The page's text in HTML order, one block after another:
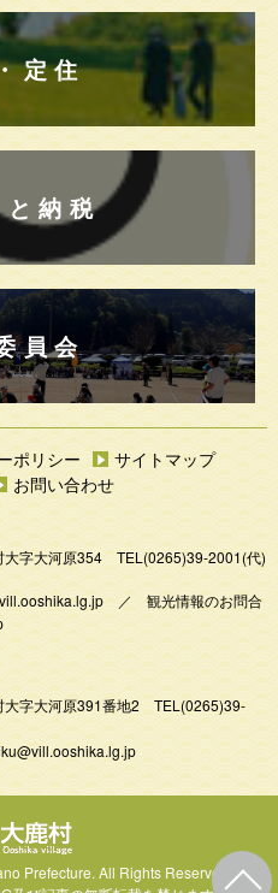
定住
と納税
員会
ポリシー
サイトマップ
お問い合わせ
字大河原354 TEL (0265)39-2001(代)
／ 観光情報のお問合
字大河原391番地2 TEL (0265)39-
Prefecture. All Rights Reserved.